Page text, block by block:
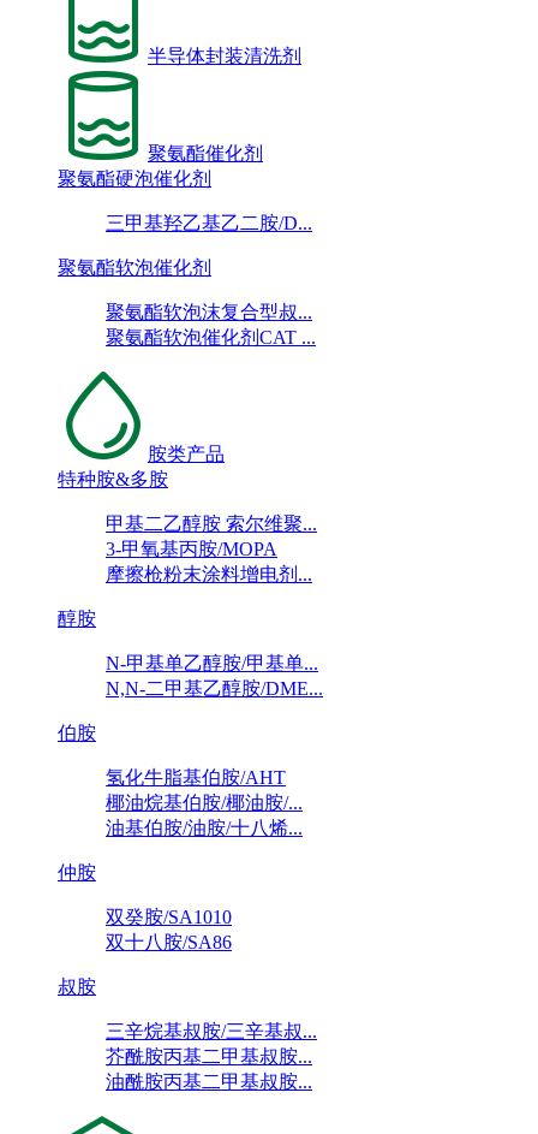
半导体封装清洗剂
聚氨酯催化剂
聚氨酯硬泡催化剂
三甲基羟乙基乙二胺/D...
聚氨酯软泡催化剂
聚氨酯软泡沫复合型叔...
聚氨酯软泡催化剂CAT ...
胺类产品
特种胺&多胺
甲基二乙醇胺 索尔维聚...
3-甲氧基丙胺/MOPA
摩擦枪粉末涂料增电剂...
醇胺
N-甲基单乙醇胺/甲基单...
N,N-二甲基乙醇胺/DME...
伯胺
氢化牛脂基伯胺/AHT
椰油烷基伯胺/椰油胺/...
油基伯胺/油胺/十八烯...
仲胺
双癸胺/SA1010
双十八胺/SA86
叔胺
三辛烷基叔胺/三辛基叔...
芥酰胺丙基二甲基叔胺...
油酰胺丙基二甲基叔胺...